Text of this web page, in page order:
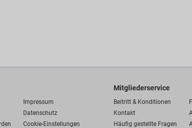
Impressum
Datenschutz
Cookie-Einstellungen
Mitgliederservice
Beitritt & Konditionen
Kontakt
Häufig gestellte Fragen